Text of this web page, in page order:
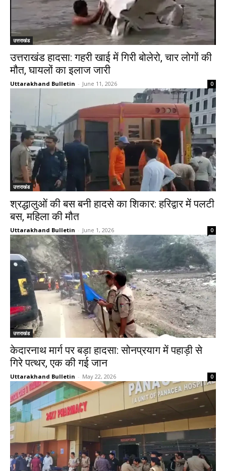
उत्तराखंड
उत्तराखंड हादसा: गहरी खाई में गिरी बोलेरो, चार लोगों की
मौत, घायलों का इलाज जारी
Uttarakhand Bulletin - June 11, 2026 0
उत्तराखंड
श्रद्धालुओं की बस बनी हादसे का शिकार: हरिद्वार में पलटी
बस, महिला की मौत
Uttarakhand Bulletin - June 1, 2026 0
उत्तराखंड
केदारनाथ मार्ग पर बड़ा हादसा: सोनप्रयाग में पहाड़ी से
गिरे पत्थर, एक की गई जान
Uttarakhand Bulletin - May 22, 2026 0